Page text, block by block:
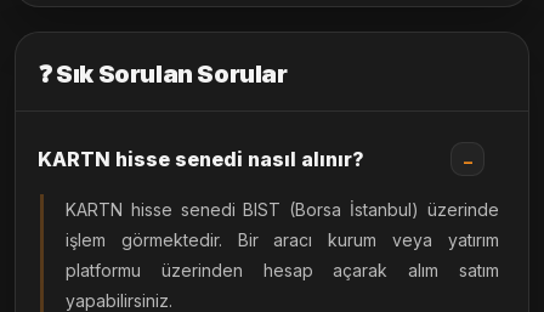
❓ Sık Sorulan Sorular
KARTN hisse senedi nasıl alınır?
KARTN hisse senedi BIST (Borsa İstanbul) üzerinde
işlem görmektedir. Bir aracı kurum veya yatırım
platformu üzerinden hesap açarak alım satım
yapabilirsiniz.